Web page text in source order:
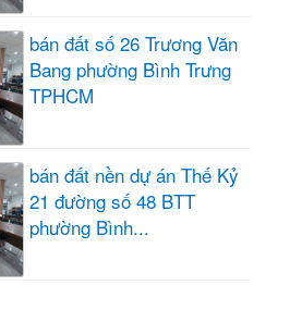
bán đất số 26 Trương Văn
Bang phường Bình Trưng
TPHCM
bán đất nền dự án Thế Kỷ
21 đường số 48 BTT
phường Bình...